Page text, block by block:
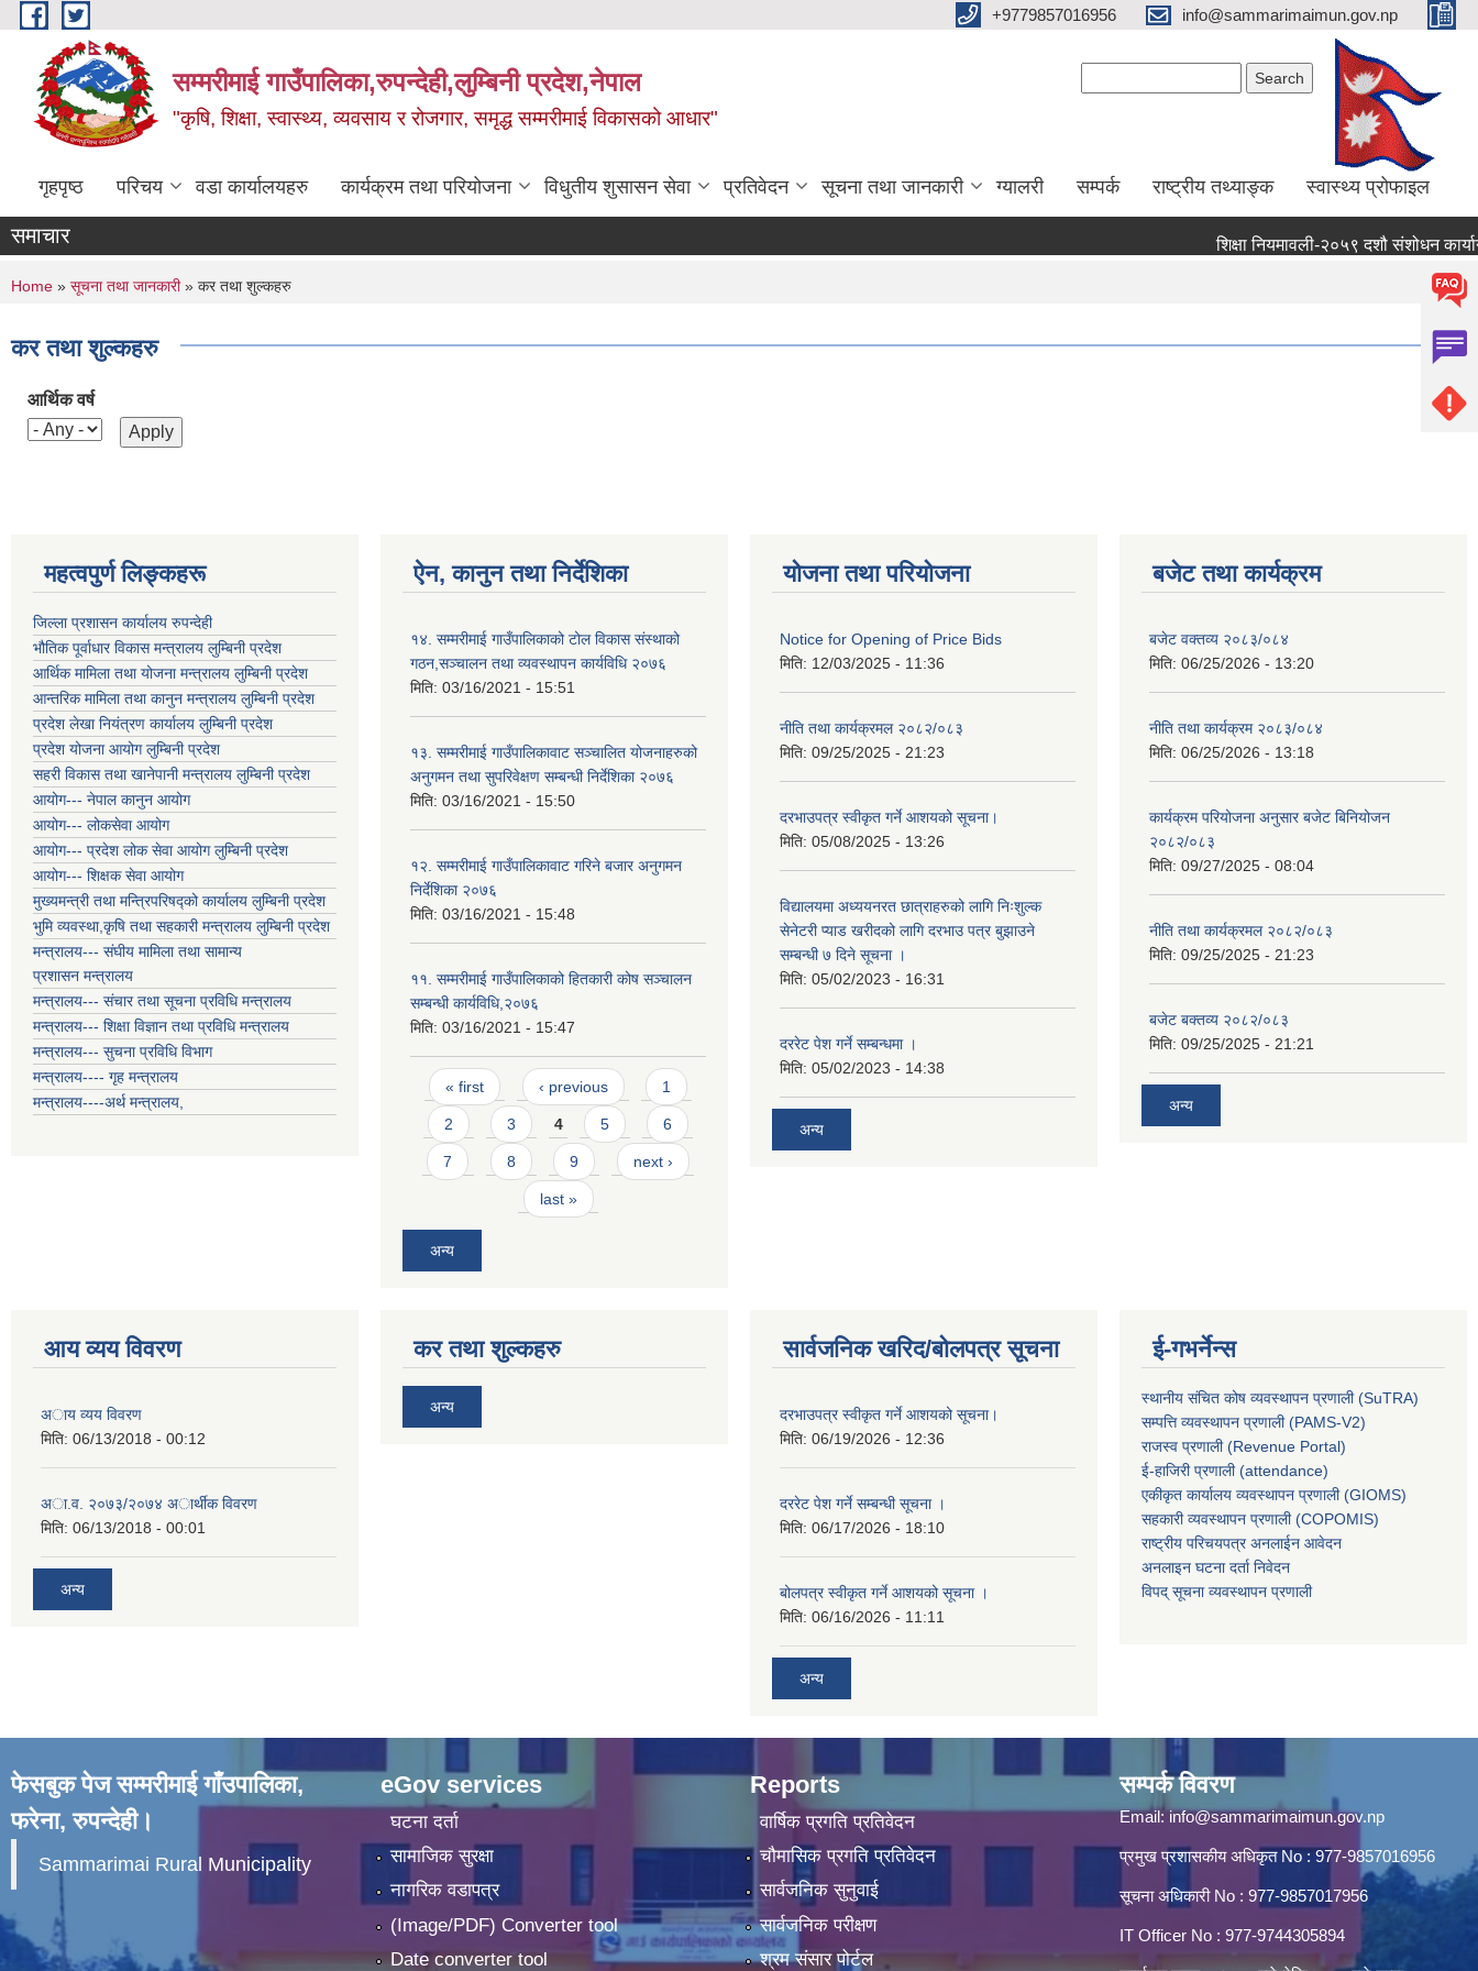
Skip to main content +9779857016956 info@sammarimaimun.gov.np
सम्मरीमाई गाउँपालिका,रुपन्देही,लुम्बिनी प्रदेश,नेपाल
"कृषि, शिक्षा, स्वास्थ्य, व्यवसाय र रोजगार, समृद्ध सम्मरीमाई विकासको आधार"
गृहपृष्ठ परिचय वडा कार्यालयहरु कार्यक्रम तथा परियोजना विधुतीय शुसासन सेवा प्रतिवेदन सूचना तथा जानकारी ग्यालरी सम्पर्क राष्ट्रीय तथ्याङ्क स्वास्थ्य प्रोफाइल
समाचार शिक्षा नियमावली-२०५९ दशौ संशोधन
You are here
Home » सूचना तथा जानकारी» कर तथा शुल्कहरु
कर तथा शुल्कहरु
आर्थिक वर्ष
महत्वपुर्ण लिङ्कहरू
जिल्ला प्रशासन कार्यालय रुपन्देही
भौतिक पूर्वाधार विकास मन्त्रालय लुम्बिनी प्रदेश
आर्थिक मामिला तथा योजना मन्त्रालय लुम्बिनी प्रदेश
आन्तरिक मामिला तथा कानुन मन्त्रालय लुम्बिनी प्रदेश
प्रदेश लेखा नियंत्रण कार्यालय लुम्बिनी प्रदेश
प्रदेश योजना आयोग लुम्बिनी प्रदेश
सहरी विकास तथा खानेपानी मन्त्रालय लुम्बिनी प्रदेश
आयोग--- नेपाल कानुन आयोग
आयोग--- लोकसेवा आयोग
आयोग--- प्रदेश लोक सेवा आयोग लुम्बिनी प्रदेश
आयोग--- शिक्षक सेवा आयोग
मुख्यमन्त्री तथा मन्त्रिपरिषद्को कार्यालय लुम्बिनी प्रदेश
भुमि व्यवस्था,कृषि तथा सहकारी मन्त्रालय लुम्बिनी प्रदेश
मन्त्रालय--- संघीय मामिला तथा सामान्य
प्रशासन मन्त्रालय
मन्त्रालय--- संचार तथा सूचना प्रविधि मन्त्रालय
मन्त्रालय--- शिक्षा विज्ञान तथा प्रविधि मन्त्रालय
मन्त्रालय--- सुचना प्रविधि विभाग
मन्त्रालय---- गृह मन्त्रालय
मन्त्रालय----अर्थ मन्त्रालय,
ऐन, कानुन तथा निर्देशिका
१४. सम्मरीमाई गाउँपालिकाको टोल विकास संस्थाको
गठन,सञ्चालन तथा व्यवस्थापन कार्यविधि २०७६
मिति: 03/16/2021 - 15:51
१३. सम्मरीमाई गाउँपालिकावाट सञ्चालित योजनाहरुको
अनुगमन तथा सुपरिवेक्षण सम्बन्धी निर्देशिका २०७६
मिति: 03/16/2021 - 15:50
१२. सम्मरीमाई गाउँपालिकावाट गरिने बजार अनुगमन
निर्देशिका २०७६
मिति: 03/16/2021 - 15:48
११. सम्मरीमाई गाउँपालिकाको हितकारी कोष सञ्चालन
सम्बन्धी कार्यविधि,२०७६
मिति: 03/16/2021 - 15:47
Pages
« first ‹ previous 1
2 3 4 5 6
7 8 9 next ›
last »
अन्य
योजना तथा परियोजना
Notice for Opening of Price Bids
मिति: 12/03/2025 - 11:36
नीति तथा कार्यक्रमल २०८२/०८३
मिति: 09/25/2025 - 21:23
दरभाउपत्र स्वीकृत गर्ने आशयको सूचना।
मिति: 05/08/2025 - 13:26
विद्यालयमा अध्ययनरत छात्राहरुको लागि निःशुल्क
सेनेटरी प्याड खरीदको लागि दरभाउ पत्र बुझाउने
सम्बन्धी ७ दिने सूचना ।
मिति: 05/02/2023 - 16:31
दररेट पेश गर्ने सम्बन्धमा ।
मिति: 05/02/2023 - 14:38
अन्य
बजेट तथा कार्यक्रम
बजेट वक्तव्य २०८३/०८४
मिति: 06/25/2026 - 13:20
नीति तथा कार्यक्रम २०८३/०८४
मिति: 06/25/2026 - 13:18
कार्यक्रम परियोजना अनुसार बजेट बिनियोजन
२०८२/०८३
मिति: 09/27/2025 - 08:04
नीति तथा कार्यक्रमल २०८२/०८३
मिति: 09/25/2025 - 21:23
बजेट बक्तव्य २०८२/०८३
मिति: 09/25/2025 - 21:21
अन्य
आय व्यय विवरण
अाय व्यय विवरण
मिति: 06/13/2018 - 00:12
अा.व. २०७३/२०७४ अार्थीक विवरण
मिति: 06/13/2018 - 00:01
अन्य
कर तथा शुल्कहरु
अन्य
सार्वजनिक खरिद/बोलपत्र सूचना
दरभाउपत्र स्वीकृत गर्ने आशयको सूचना।
मिति: 06/19/2026 - 12:36
दररेट पेश गर्ने सम्बन्धी सूचना ।
मिति: 06/17/2026 - 18:10
बोलपत्र स्वीकृत गर्ने आशयको सूचना ।
मिति: 06/16/2026 - 11:11
अन्य
ई-गभर्नेन्स
स्थानीय संचित कोष व्यवस्थापन प्रणाली (SuTRA)
सम्पत्ति व्यवस्थापन प्रणाली (PAMS-V2)
राजस्व प्रणाली (Revenue Portal)
ई-हाजिरी प्रणाली (attendance)
एकीकृत कार्यालय व्यवस्थापन प्रणाली (GIOMS)
सहकारी व्यवस्थापन प्रणाली (COPOMIS)
राष्ट्रीय परिचयपत्र अनलाईन आवेदन
अनलाइन घटना दर्ता निवेदन
विपद् सूचना व्यवस्थापन प्रणाली
फेसबुक पेज सम्मरीमाई गाँउपालिका,
फरेना, रुपन्देही।
Sammarimai Rural Municipality
eGov services
घटना दर्ता
सामाजिक सुरक्षा
नागरिक वडापत्र
(Image/PDF) Converter tool
Date converter tool
Reports
वार्षिक प्रगति प्रतिवेदन
चौमासिक प्रगति प्रतिवेदन
सार्वजनिक सुनुवाई
सार्वजनिक परीक्षण
श्रम संसार पोर्टल
सम्पर्क विवरण
Email:info@sammarimaimun.gov.np
प्रमुख प्रशासकीय अधिकृत No : 977-9857016956
सूचना अधिकारी No : 977-9857017956
IT Officer No : 977-9744305894